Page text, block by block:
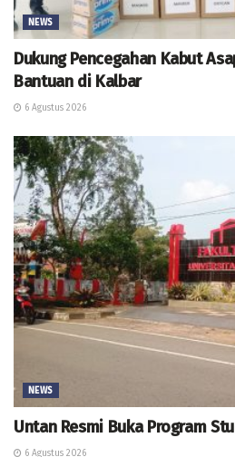
NEWS
Dukung Pencegahan Kabut
Bantuan di Kalbar
6 Agustus 2026
NEWS
Untan Resmi Buka Program
6 Agustus 2026